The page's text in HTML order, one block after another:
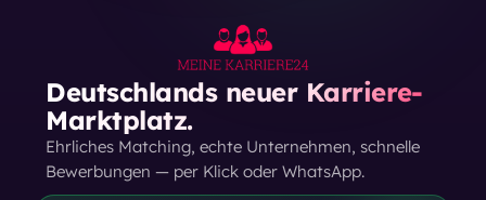
Deutschlands neuer Karriere-
Marktplatz.
Ehrliches Matching, echte Unternehmen, schnelle
Bewerbungen — per Klick oder WhatsApp.